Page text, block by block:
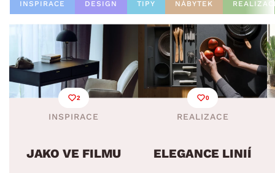
INSPIRACE DESIGN TIPY NÁBYTEK
2
INSPIRACE
JAKO VE FILMU
0
REALIZACE
ELEGANCE LINIÍ